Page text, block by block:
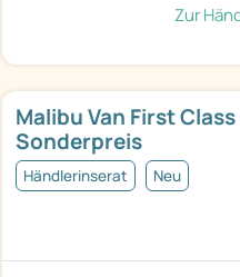
Zur
Malibu Van First
Sonderpreis
Händlerinserat Neu